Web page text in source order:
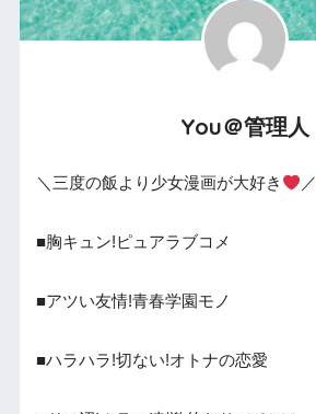
You＠管理人
＼三度の飯より少女漫画が大好き ／
■胸キュン!ピュアラブコメ
■アツい友情!青春学園モノ
■ハラハラ!切ない!オトナの恋愛